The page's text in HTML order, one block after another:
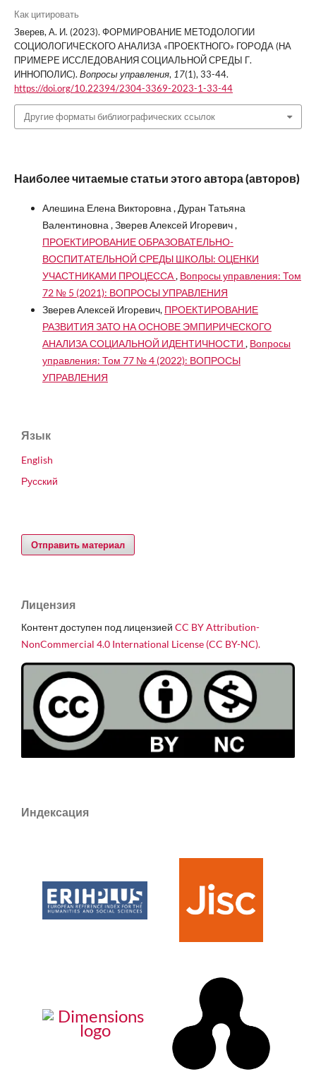
Как цитировать
Зверев, А. И. (2023). ФОРМИРОВАНИЕ МЕТОДОЛОГИИ
СОЦИОЛОГИЧЕСКОГО АНАЛИЗА «ПРОЕКТНОГО» ГОРОДА (НА
ПРИМЕРЕ ИССЛЕДОВАНИЯ СОЦИАЛЬНОЙ СРЕДЫ Г.
ИННОПОЛИС). Вопросы управления, 17(1), 33-44.
https://doi.org/10.22394/2304-3369-2023-1-33-44
Другие форматы библиографических ссылок
Наиболее читаемые статьи этого автора (авторов)
Алешина Елена Викторовна , Дуран Татьяна
Валентиновна , Зверев Алексей Игоревич ,
ПРОЕКТИРОВАНИЕ ОБРАЗОВАТЕЛЬНО-
ВОСПИТАТЕЛЬНОЙ СРЕДЫ ШКОЛЫ: ОЦЕНКИ
УЧАСТНИКАМИ ПРОЦЕССА, Вопросы управления: Том
72 № 5 (2021): ВОПРОСЫ УПРАВЛЕНИЯ
Зверев Алексей Игоревич, ПРОЕКТИРОВАНИЕ
РАЗВИТИЯ ЗАТО НА ОСНОВЕ ЭМПИРИЧЕСКОГО
АНАЛИЗА СОЦИАЛЬНОЙ ИДЕНТИЧНОСТИ , Вопросы
управления: Том 77 № 4 (2022): ВОПРОСЫ
УПРАВЛЕНИЯ
Язык
English
Русский
Отправить материал
Лицензия
Контент доступен под лицензией CC BY Attribution-
NonCommercial 4.0 International License (CC BY-NC).
Индексация